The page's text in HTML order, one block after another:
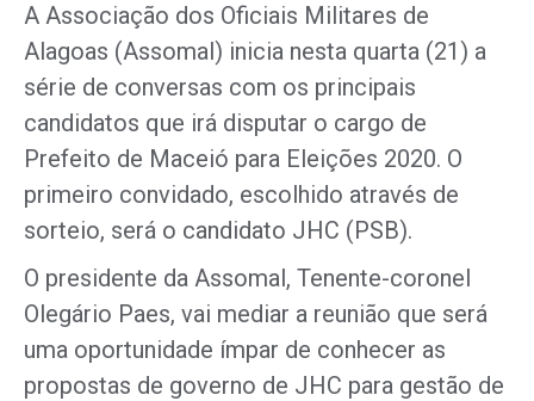
A Associação dos Oficiais Militares de
Alagoas (Assomal) inicia nesta quarta (21) a
série de conversas com os principais
candidatos que irá disputar o cargo de
Prefeito de Maceió para Eleições 2020. O
primeiro convidado, escolhido através de
sorteio, será o candidato JHC (PSB).
O presidente da Assomal, Tenente-coronel
Olegário Paes, vai mediar a reunião que será
uma oportunidade ímpar de conhecer as
propostas de governo de JHC para gestão de